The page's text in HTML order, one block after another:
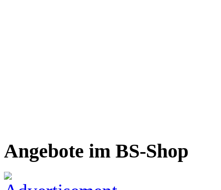
Angebote im BS-Shop